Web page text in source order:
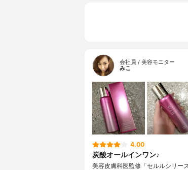
会社員 / 美容モニター
みこ
4.00
炭酸オールインワン♪
美容皮膚科医監修「セルルシリー